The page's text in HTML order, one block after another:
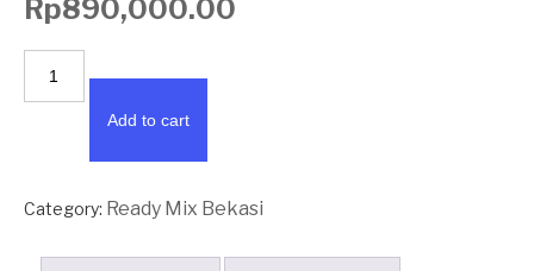
Rp890,000.00
Ready
M3
Add to cart
Category: Ready Mix Bekasi